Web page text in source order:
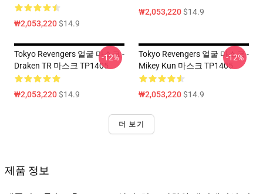
₩2,053,220$14.9
₩2,053,220$14.9
Tokyo Revengers 얼굴 마스크 -
Draken TR 마스크 TP1405
₩2,053,220$14.9
-12%
Tokyo Revengers 얼굴 마스크 -
Mikey Kun 마스크 TP1405
₩2,053,220$14.9
-12%
더 보기
제품 정보